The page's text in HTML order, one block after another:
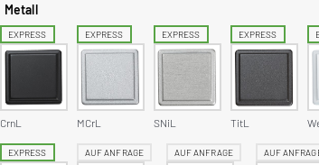
Metall
EXPRESS
CrnL
EXPRESS
MCrL
EXPRESS
SNiL
EXPRESS
TitL
EXPRESS AUF ANFRAGE AUF ANFRAGE AUF